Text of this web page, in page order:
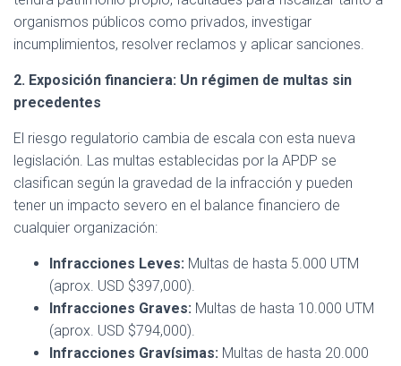
organismos públicos como privados, investigar
incumplimientos, resolver reclamos y aplicar sanciones.
2. Exposición financiera: Un régimen de multas sin
precedentes
El riesgo regulatorio cambia de escala con esta nueva
legislación. Las multas establecidas por la APDP se
clasifican según la gravedad de la infracción y pueden
tener un impacto severo en el balance financiero de
cualquier organización:
Infracciones Leves: Multas de hasta 5.000 UTM
(aprox. USD $397,000).
Infracciones Graves: Multas de hasta 10.000 UTM
(aprox. USD $794,000).
Infracciones Gravísimas: Multas de hasta 20.000